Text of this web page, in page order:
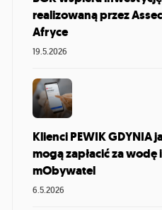
realizowaną przez
Afryce
19.5.2026
Klienci PEWIK GDYNIA
mogą zapłacić za
mObywatel
6.5.2026